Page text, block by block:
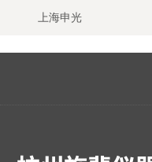
上海申光